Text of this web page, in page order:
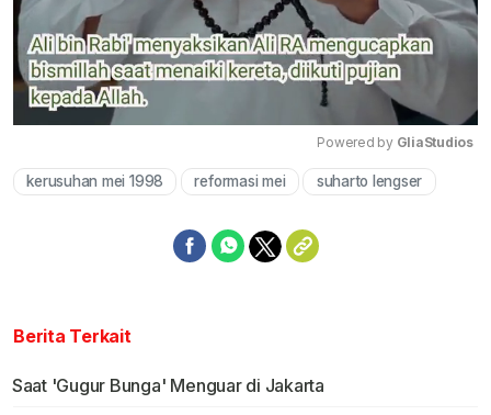
Mute
Powered by GliaStudios
kerusuhan mei 1998 reformasi mei suharto lengser
Berita Terkait
Saat 'Gugur Bunga' Menguar di Jakarta